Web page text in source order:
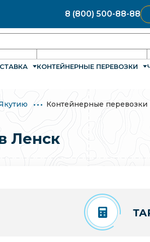
8 (800) 500-88-88
КОНТЕЙНЕРНЫЕ ПЕРЕВОЗКИ
Контейнерные перевозки
Ленск